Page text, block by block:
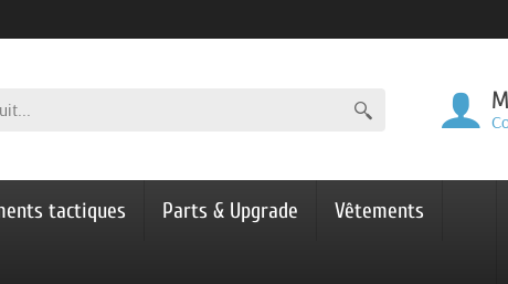
tactiques Parts & Upgrade Vêtements